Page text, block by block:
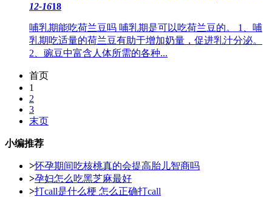
12-1618
哺乳期能吃荷兰豆吗 哺乳期是可以吃荷兰豆的。 1、哺
乳期吃适量的荷兰豆有助于增加奶量，促进乳汁分泌。
2、豌豆中富含人体所需的各种...
首页
1
2
3
末页
小编推荐
>怀孕期间吃核桃真的会提高胎儿智商吗
>孕妇怎么吃黑芝麻最好
>打call是什么梗 怎么正确打call